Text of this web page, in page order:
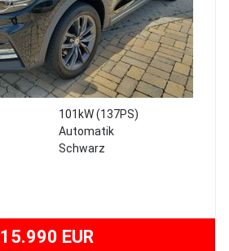
101kW (137PS)
Automatik
Schwarz
15.990 EUR